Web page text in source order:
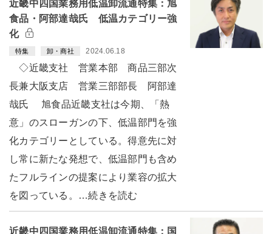
近畿中四国業務用低温卸流通特集：旭
食品・阿部達哉氏 低温カテゴリー強
化
特集 卸・商社 2024.06.18
◇近畿支社 営業本部 商品三部次
長兼大阪支店 営業三部部長 阿部達
哉氏 旭食品近畿支社は今期、「熱
意」のスローガンの下、低温部門を強
化カテゴリーとしている。得意先に対
し常に新たな発想で、低温部門も含め
たフルラインの提案により業容の拡大
を図っている。…続きを読む
近畿中四国業務用低温卸流通特集：国